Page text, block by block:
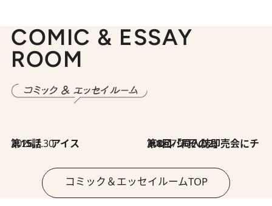
COMIC & ESSAY
ROOM
2026.7.30
第15話 アイス 2026.7.30
第8回「同人誌即売会にチャレンジ その2」
コミック＆エッセイルームTOP